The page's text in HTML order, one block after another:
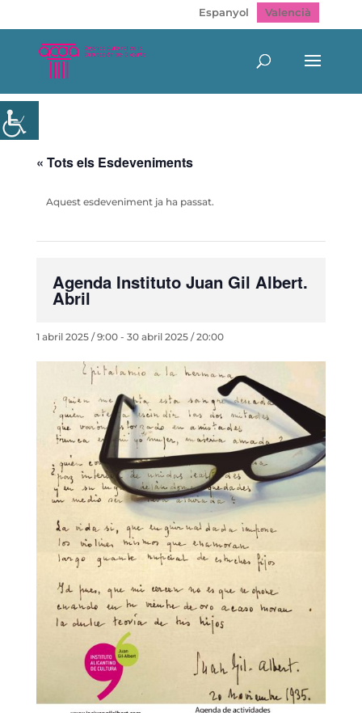
Espanyol Valencià
« Tots els Esdeveniments
Aquest esdeveniment ja ha passat.
Agenda Instituto Juan Gil Albert.
Abril
1 abril 2025 / 9:00- 30 abril 2025 / 20:00